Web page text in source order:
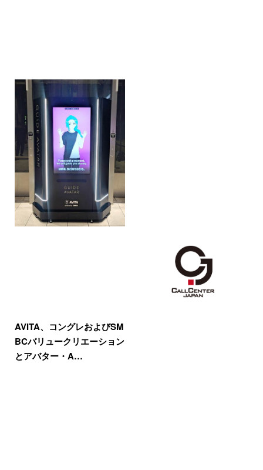
AVITA、コングレおよびSM
BCバリュークリエーション
とアバター・A…